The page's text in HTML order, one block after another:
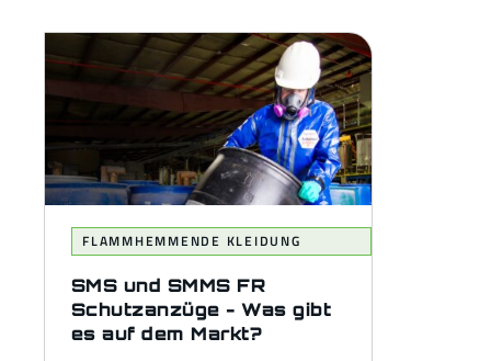
FLAMMHEMMENDE KLEIDUNG
SMS und SMMS FR
Schutzanzüge - Was gibt
es auf dem Markt?